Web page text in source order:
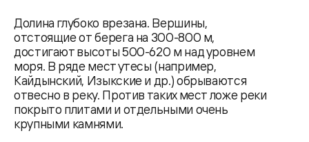
Долина глубоко врезана. Вершины,
отстоящие от берега на 300-800 м,
достигают высоты 500-620 м над уровнем
моря. В ряде мест утесы (например,
Кайдынский, Изыкские и др.) обрываются
отвесно в реку. Против таких мест ложе реки
покрыто плитами и отдельными очень
крупными камнями.